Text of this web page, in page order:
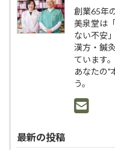
創業65年
美泉堂は
ない不安」
漢方・鍼
ています。
あなたの"
う。
最新の投稿